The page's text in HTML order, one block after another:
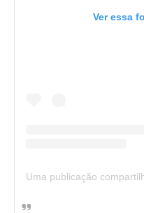
Ver essa